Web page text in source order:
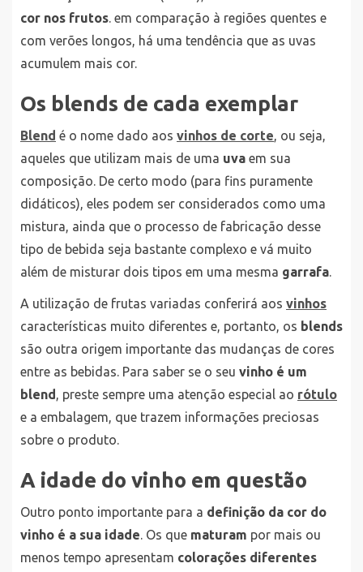
cor nos frutos. em comparação à regiões quentes e
com verões longos, há uma tendência que as uvas
acumulem mais cor.
Os blends de cada exemplar
Blend é o nome dado aos vinhos de corte, ou seja,
aqueles que utilizam mais de uma uva em sua
composição. De certo modo (para fins puramente
didáticos), eles podem ser considerados como uma
mistura, ainda que o processo de fabricação desse
tipo de bebida seja bastante complexo e vá muito
além de misturar dois tipos em uma mesma garrafa.
A utilização de frutas variadas conferirá aos vinhos
características muito diferentes e, portanto, os blends
são outra origem importante das mudanças de cores
entre as bebidas. Para saber se o seu vinho é um
blend, preste sempre uma atenção especial ao rótulo
e a embalagem, que trazem informações preciosas
sobre o produto.
A idade do vinho em questão
Outro ponto importante para a definição da cor do
vinho é a sua idade. Os que maturam por mais ou
menos tempo apresentam colorações diferentes